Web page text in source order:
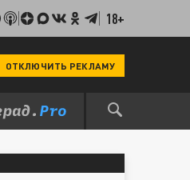
18+
ОТКЛЮЧИТЬ РЕКЛАМУ